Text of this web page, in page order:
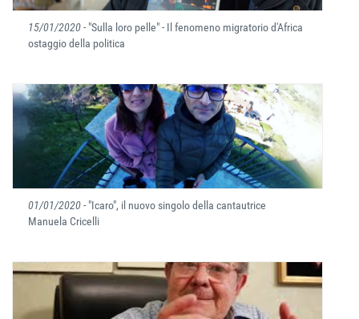
15/01/2020- "Sulla loro pelle" - Il fenomeno migratorio d'Africa
ostaggio della politica
01/01/2020- "Icaro", il nuovo singolo della cantautrice
Manuela Cricelli